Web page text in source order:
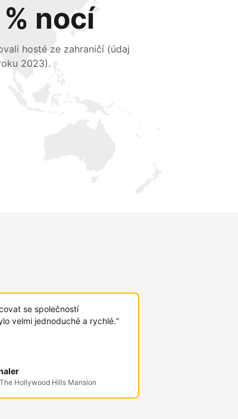
nocí
hosté ze zahraničí (údaj
2023).
se společností
velmi jednoduché a rychlé.“
Hollywood Hills Mansion